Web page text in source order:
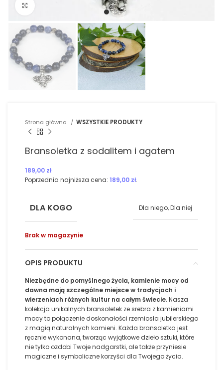
Kliknij, aby powiększyć
Strona główna WSZYSTKIE PRODUKTY
Bransoletka z sodalitem i agatem
189,00 zł
Poprzednia najniższa cena: 189,00 zł.
DLA KOGO Dla niego, Dla niej
Brak w magazynie
OPIS PRODUKTU
Niezbędne do pomyślnego życia, kamienie mocy od
dawna mają szczególne miejsce w tradycjach i
wierzeniach różnych kultur na całym świecie.Nasza
kolekcja unikalnych bransoletek ze srebra z kamieniami
mocy to połączenie doskonałości rzemiosła jubilerskiego
z magią naturalnych kamieni. Każda bransoletka jest
ręcznie wykonana, tworząc wyjątkowe dzieło sztuki, które
nie tylko ozdobi Twoje nadgarstki, ale także przyniesie
magiczne i symboliczne korzyści dla Twojego życia.